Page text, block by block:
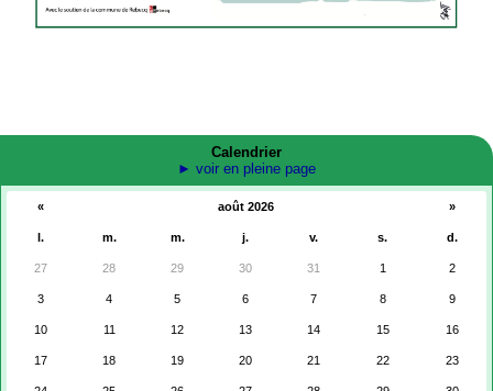
Calendrier
► voir en pleine page
« août 2026 »
l. m. m. j. v. s. d.
27 28 29 30 31 1 2
3 4 5 6 7 8 9
10 11 12 13 14 15 16
17 18 19 20 21 22 23